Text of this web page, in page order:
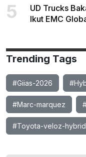
5
UD Trucks
Ikut EMC
Trending Tags
#Giias-2026
#Marc-marquez
#Toyota-veloz-hybrid